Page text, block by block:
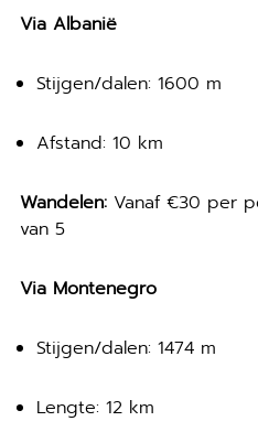
Via Albanië
Stijgen/dalen: 1600 m
Afstand: 10 km
Wandelen:Vanaf €30 per
van 5
Via Montenegro
Stijgen/dalen: 1474 m
Lengte: 12 km